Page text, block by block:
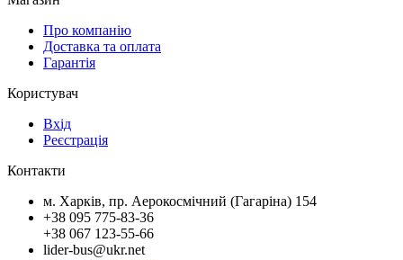
Про компанію
Доставка та оплата
Гарантія
Користувач
Вхід
Реєстрація
Контакти
м. Харків, пр. Аерокосмічний (Гагаріна) 154
+38 095 775-83-36
+38 067 123-55-66
lider-bus@ukr.net